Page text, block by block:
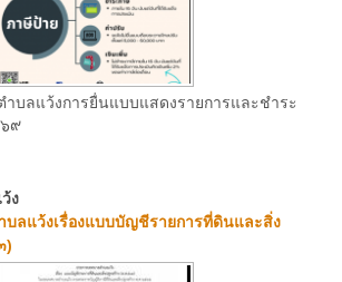
ำบลแว้งการยื่นแบบแสดงรายการและชำระ
๕๖๙
ง
บลแว้งเรื่องแบบบัญชีรายการที่ดินและสิ่ง
)